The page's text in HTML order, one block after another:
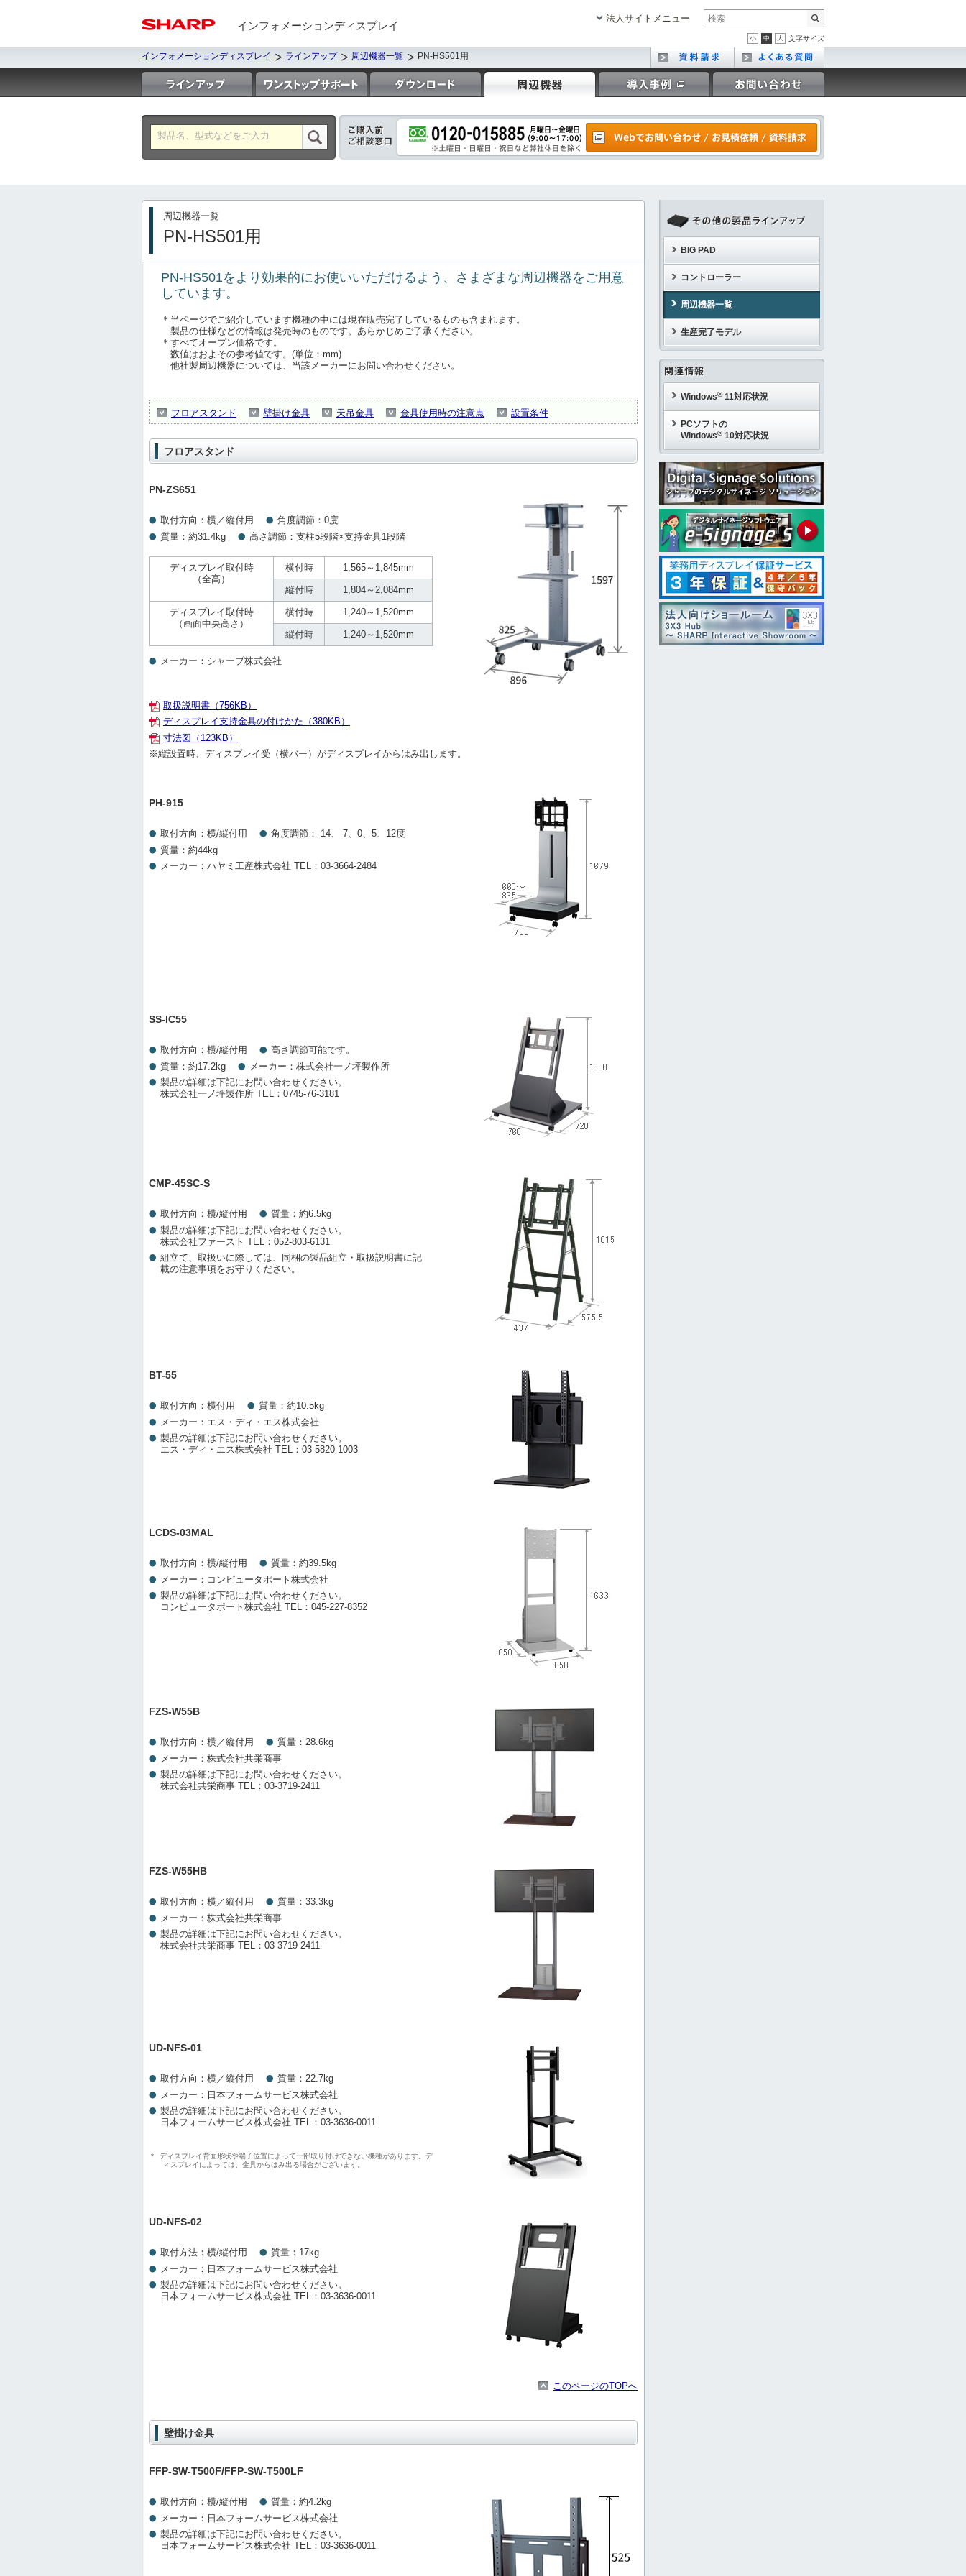
インフォメーションディスプレイ
法人サイトメニュー
小 中 大 文字サイズ
インフォメーションディスプレイ ラインアップ 周辺機器一覧 PN-HS501用
周辺機器一覧
PN-HS501用
PN-HS501をより効果的にお使いいただけるよう、さまざまな周辺機器をご用意
しています。
＊当ページでご紹介しています機種の中には現在販売完了しているものも含まれます。
製品の仕様などの情報は発売時のものです。あらかじめご了承ください。
＊すべてオープン価格です。
数値はおよその参考値です。(単位：mm)
他社製周辺機器については、当該メーカーにお問い合わせください。
フロアスタンド 壁掛け金具 天吊金具 金具使用時の注意点 設置条件
フロアスタンド
PN-ZS651
取付方向：横／縦付用
角度調節：0度
質量：約31.4kg
高さ調節：支柱5段階×支持金具1段階
ディスプレイ取付時
（全高）
横付時 1,565～1,845mm
縦付時 1,804～2,084mm
ディスプレイ取付時
（画面中央高さ）
横付時 1,240～1,520mm
縦付時 1,240～1,520mm
メーカー：シャープ株式会社
取扱説明書（756KB）
ディスプレイ支持金具の付けかた（380KB）
寸法図（123KB）
※縦設置時、ディスプレイ受（横バー）がディスプレイからはみ出します。
PH-915
取付方向：横/縦付用
角度調節：-14、-7、0、5、12度
質量：約44kg
メーカー：ハヤミ工産株式会社 TEL：03-3664-2484
SS-IC55
取付方向：横/縦付用
高さ調節可能です。
質量：約17.2kg
メーカー：株式会社一ノ坪製作所
製品の詳細は下記にお問い合わせください。
株式会社一ノ坪製作所 TEL：0745-76-3181
CMP-45SC-S
取付方向：横/縦付用
質量：約6.5kg
製品の詳細は下記にお問い合わせください。
株式会社ファースト TEL：052-803-6131
組立て、取扱いに際しては、同梱の製品組立・取扱説明書に記
載の注意事項をお守りください。
BT-55
取付方向：横付用
質量：約10.5kg
メーカー：エス・ディ・エス株式会社
製品の詳細は下記にお問い合わせください。
エス・ディ・エス株式会社 TEL：03-5820-1003
LCDS-03MAL
取付方向：横/縦付用
質量：約39.5kg
メーカー：コンピュータポート株式会社
製品の詳細は下記にお問い合わせください。
コンピュータポート株式会社 TEL：045-227-8352
FZS-W55B
取付方向：横／縦付用
質量：28.6kg
メーカー：株式会社共栄商事
製品の詳細は下記にお問い合わせください。
株式会社共栄商事 TEL：03-3719-2411
FZS-W55HB
取付方向：横／縦付用
質量：33.3kg
メーカー：株式会社共栄商事
製品の詳細は下記にお問い合わせください。
株式会社共栄商事 TEL：03-3719-2411
UD-NFS-01
取付方向：横／縦付用
質量：22.7kg
メーカー：日本フォームサービス株式会社
製品の詳細は下記にお問い合わせください。
日本フォームサービス株式会社 TEL：03-3636-0011
＊
ディスプレイ背面形状や端子位置によって一部取り付けできない機種があります。デ
ィスプレイによっては、金具からはみ出る場合がございます。
UD-NFS-02
取付方法：横/縦付用
質量：17kg
メーカー：日本フォームサービス株式会社
製品の詳細は下記にお問い合わせください。
日本フォームサービス株式会社 TEL：03-3636-0011
このページのTOPへ
壁掛け金具
FFP-SW-T500F/FFP-SW-T500LF
取付方向：横/縦付用
質量：約4.2kg
メーカー：日本フォームサービス株式会社
製品の詳細は下記にお問い合わせください。
日本フォームサービス株式会社 TEL：03-3636-0011
BIG PAD
コントローラー
周辺機器一覧
生産完了モデル
Windows®11対応状況
PCソフトの
Windows®10対応状況